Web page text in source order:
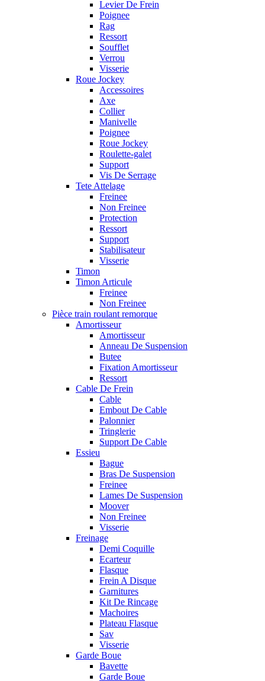
Levier De Frein
Poignee
Rag
Ressort
Soufflet
Verrou
Visserie
Roue Jockey
Accessoires
Axe
Collier
Manivelle
Poignee
Roue Jockey
Roulette-galet
Support
Vis De Serrage
Tete Attelage
Freinee
Non Freinee
Protection
Ressort
Support
Stabilisateur
Visserie
Timon
Timon Articule
Freinee
Non Freinee
Pièce train roulant remorque
Amortisseur
Amortisseur
Anneau De Suspension
Butee
Fixation Amortisseur
Ressort
Cable De Frein
Cable
Embout De Cable
Palonnier
Tringlerie
Support De Cable
Essieu
Bague
Bras De Suspension
Freinee
Lames De Suspension
Moover
Non Freinee
Visserie
Freinage
Demi Coquille
Ecarteur
Flasque
Frein A Disque
Garnitures
Kit De Rincage
Machoires
Plateau Flasque
Sav
Visserie
Garde Boue
Bavette
Garde Boue